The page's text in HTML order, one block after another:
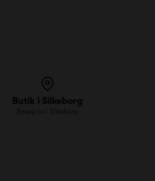
Butik i Silkeborg
Besøg os i Silkeborg